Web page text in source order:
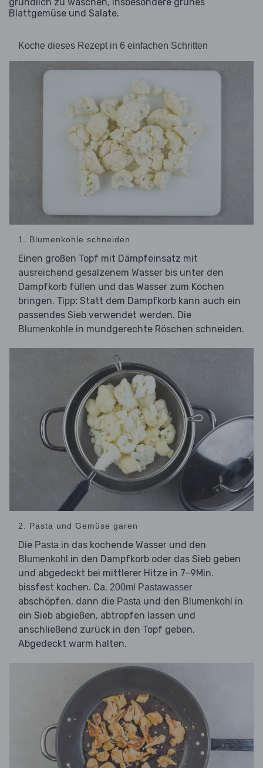
gründlich zu waschen, insbesondere grünes
Blattgemüse und Salate.
Koche dieses Rezept in 6 einfachen Schritten
1. Blumenkohle schneiden
Einen großen Topf mit Dämpfeinsatz mit
ausreichend gesalzenem Wasser bis unter den
Dampfkorb füllen und das Wasser zum Kochen
bringen. Tipp: Statt dem Dampfkorb kann auch ein
passendes Sieb verwendet werden. Die
Blumenkohle in mundgerechte Röschen schneiden.
2. Pasta und Gemüse garen
Die Pasta in das kochende Wasser und den
Blumenkohl in den Dampfkorb oder das Sieb geben
und abgedeckt bei mittlerer Hitze in 7–9Min.
bissfest kochen. Ca. 200ml Pastawasser
abschöpfen, dann die Pasta und den Blumenkohl in
ein Sieb abgießen, abtropfen lassen und
anschließend zurück in den Topf geben.
Abgedeckt warm halten.